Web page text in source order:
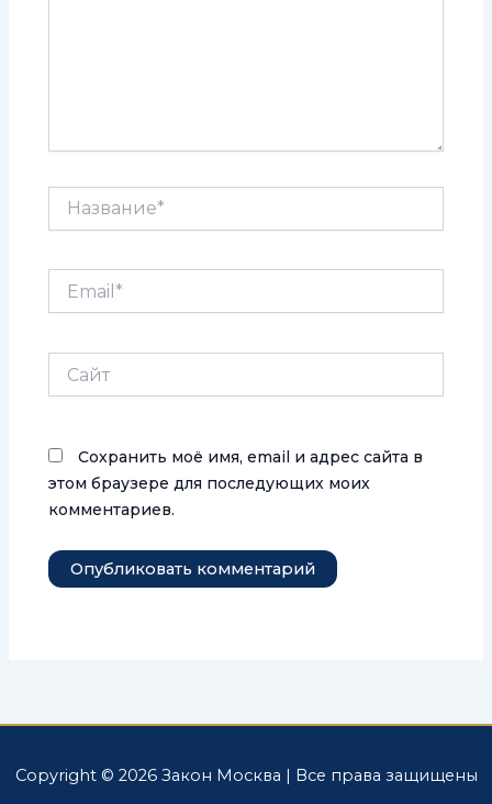
Название*
Сохранить моё имя, email и адрес сайта в
этом браузере для последующих моих
комментариев.
Copyright © 2026 Закон Москва | Все права защищены